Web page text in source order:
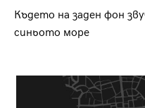
Където на заден фон
синьото море